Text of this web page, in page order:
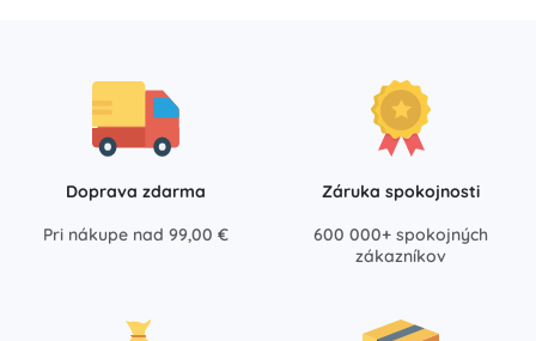
Doprava zdarma
Pri nákupe nad 99,00 €
Záruka spokojnosti
600 000+ spokojných
zákazníkov